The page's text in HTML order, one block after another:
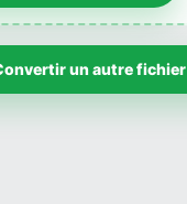
un autre fichier